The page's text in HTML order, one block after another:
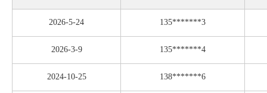
2026-5-24 135*******3
2026-3-9 135*******4
2024-10-25 138*******6